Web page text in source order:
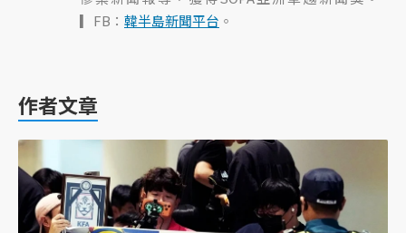
▎FB： 韓半島新聞平台 。
作者文章